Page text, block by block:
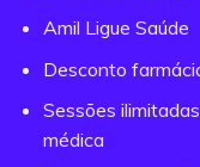
Amil Ligue Saúde
Desconto
Sessões
médica